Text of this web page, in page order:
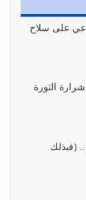
أنها أصبحت
على سلاح
الثورة
(فبذلك